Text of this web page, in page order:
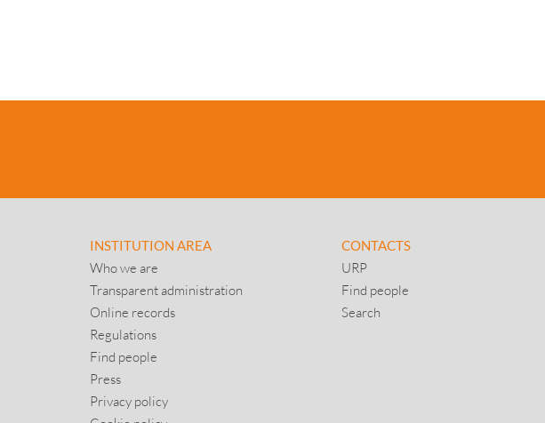
INSTITUTION AREA
Who we are
Transparent administration
Online records
Regulations
Find people
Press
Privacy policy
CONTACTS
URP
Find people
Search